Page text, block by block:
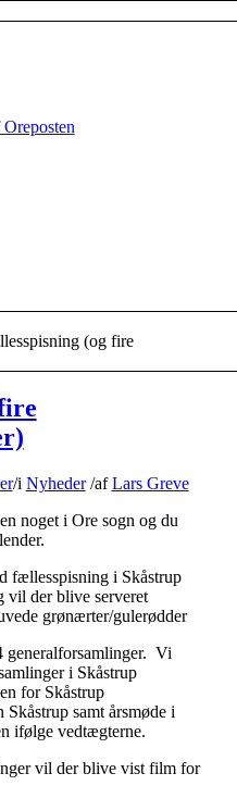
(og fire
/i Nyheder /afLars Greve
noget i Ore sogn og du
fællesspisning i Skåstrup
vil der blive serveret
grønærter/gulerødder
generalforsamlinger. Vi
i Skåstrup
for Skåstrup
samt årsmøde i
ifølge vedtægterne.
vil der blive vist film for